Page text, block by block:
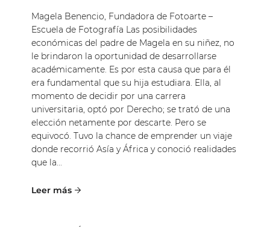
Magela Benencio, Fundadora de Fotoarte –
Escuela de Fotografía Las posibilidades
económicas del padre de Magela en su niñez, no
le brindaron la oportunidad de desarrollarse
académicamente. Es por esta causa que para él
era fundamental que su hija estudiara. Ella, al
momento de decidir por una carrera
universitaria, optó por Derecho; se trató de una
elección netamente por descarte. Pero se
equivocó. Tuvo la chance de emprender un viaje
donde recorrió Asía y África y conoció realidades
que la...